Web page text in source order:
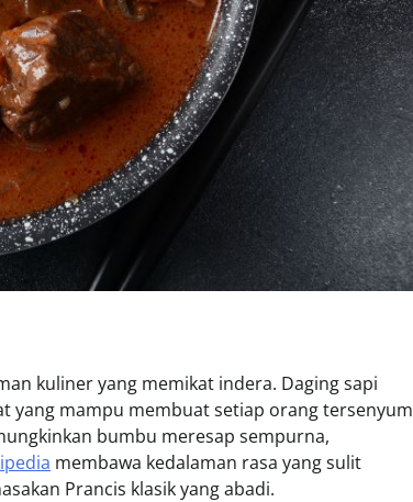
kuliner yang memikat indera. Daging sapi
yang mampu membuat setiap orang tersenyum
bumbu meresap sempurna,
membawa kedalaman rasa yang sulit
Prancis klasik yang abadi.